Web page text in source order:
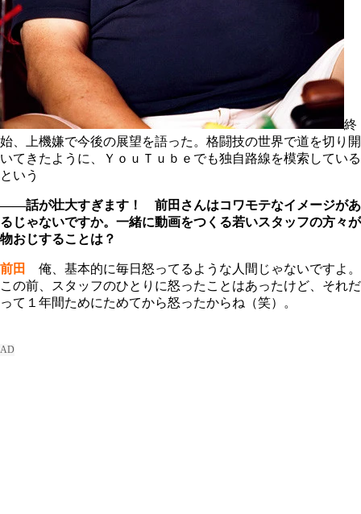
終
始、上機嫌で今後の展望を語った。格闘技の世界で道を切り開
いてきたように、ＹｏｕＴｕｂｅでも独自路線を模索している
という
――話が壮大すぎます！ 前田さんはコワモテなイメージがあ
るじゃないですか。一緒に動画をつくる若いスタッフの方々が
物おじすることは？
前田
俺、基本的に毎日怒ってるような人間じゃないですよ。
この前、スタッフのひとりに怒ったことはあったけど、それだ
って１年間ためにためてから怒ったからね（笑）。